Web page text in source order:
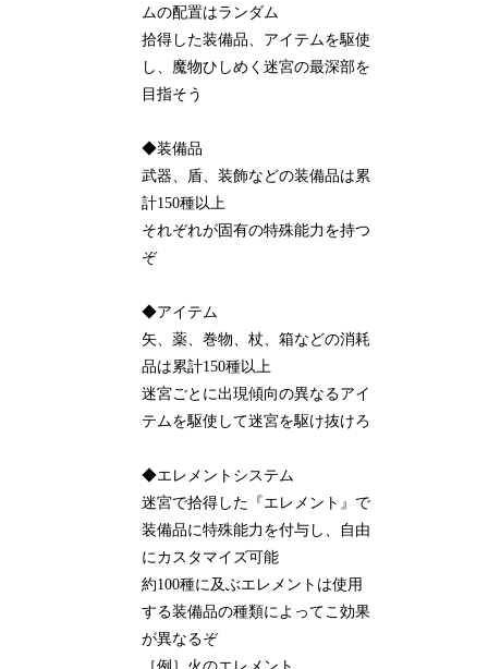
ムの配置はランダム
拾得した装備品、アイテムを駆使
し、魔物ひしめく迷宮の最深部を
目指そう
◆装備品
武器、盾、装飾などの装備品は累
計150種以上
それぞれが固有の特殊能力を持つ
ぞ
◆アイテム
矢、薬、巻物、杖、箱などの消耗
品は累計150種以上
迷宮ごとに出現傾向の異なるアイ
テムを駆使して迷宮を駆け抜けろ
◆エレメントシステム
迷宮で拾得した『エレメント』で
装備品に特殊能力を付与し、自由
にカスタマイズ可能
約100種に及ぶエレメントは使用
する装備品の種類によってこ効果
が異なるぞ